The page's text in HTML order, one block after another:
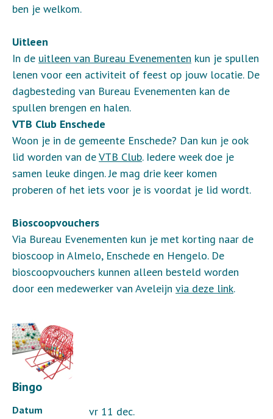
ben je welkom.
Uitleen
In de uitleen van Bureau Evenementen kun je spullen
lenen voor een activiteit of feest op jouw locatie. De
dagbesteding van Bureau Evenementen kan de
spullen brengen en halen.
VTB Club Enschede
Woon je in de gemeente Enschede? Dan kun je ook
lid worden van deVTB Club. Iedere week doe je
samen leuke dingen. Je mag drie keer komen
proberen of het iets voor je is voordat je lid wordt.
Bioscoopvouchers
Via Bureau Evenementen kun je met korting naar de
bioscoop in Almelo, Enschede en Hengelo. De
bioscoopvouchers kunnen alleen besteld worden
door een medewerker van Aveleijn via deze link.
Bingo
Datum vr 11 dec.